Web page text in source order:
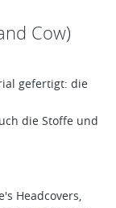
Cow)
gefertigt: die
die Stoffe und
Headcovers,